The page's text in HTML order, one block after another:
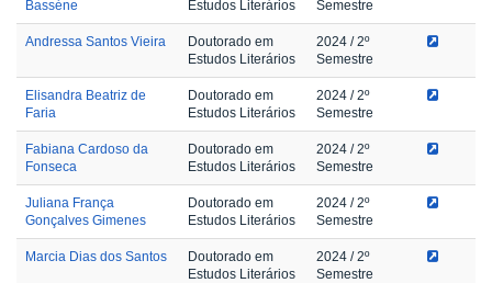
Basséne
Estudos Literários
Semestre
Andressa Santos Vieira
Doutorado em
Estudos Literários
2024 / 2º
Semestre
Elisandra Beatriz de
Faria
Doutorado em
Estudos Literários
2024 / 2º
Semestre
Fabiana Cardoso da
Fonseca
Doutorado em
Estudos Literários
2024 / 2º
Semestre
Juliana França
Gonçalves Gimenes
Doutorado em
Estudos Literários
2024 / 2º
Semestre
Marcia Dias dos Santos
Doutorado em
Estudos Literários
2024 / 2º
Semestre